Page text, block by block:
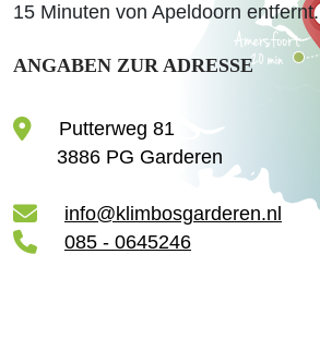
15 Minuten von Apeldoorn entfernt.
ANGABEN ZUR ADRESSE
Putterweg 81
3886 PG Garderen
info@klimbosgarderen.nl
085 - 0645246